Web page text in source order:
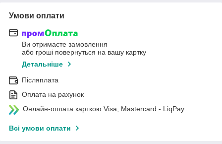
Умови оплати
Ви отримаєте замовлення
або гроші повернуться на вашу картку
Детальніше
Післяплата
Оплата на рахунок
Онлайн-оплата карткою Visa, Mastercard - LiqPay
Всі умови оплати